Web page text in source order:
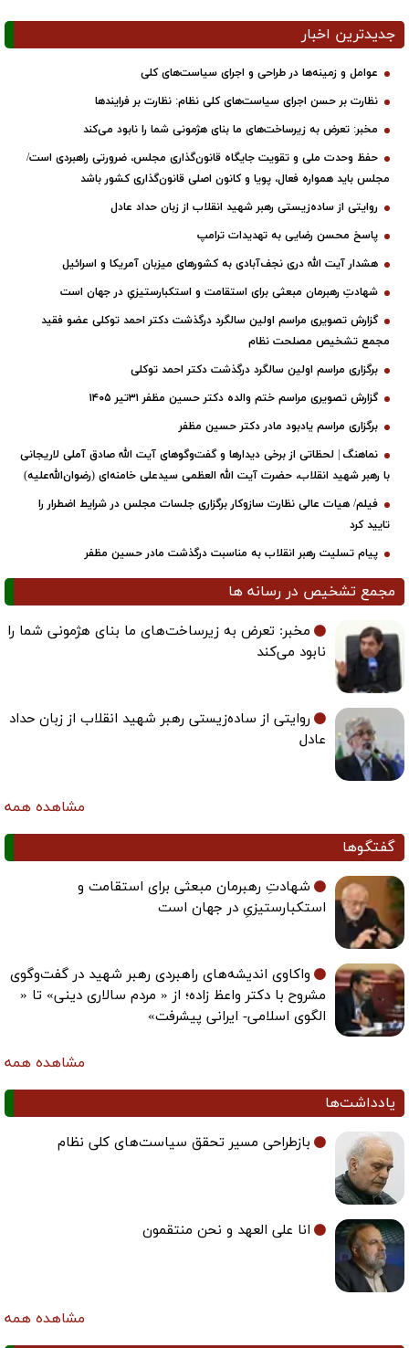
جدیدترین اخبار
عوامل و زمینه‌ها در طراحی و اجرای سیاست‌های کلی
نظارت بر حسن اجرای سیاست‌های کلی نظام: نظارت بر فرایندها
مخبر: تعرض به زیرساخت‌های ما بنای هژمونی شما را نابود می‌کند
حفظ وحدت ملی و تقویت جایگاه قانون‌گذاری مجلس، ضرورتی راهبردی است/
مجلس باید همواره فعال، پویا و کانون اصلی قانون‌گذاری کشور باشد
روایتی از ساده‌زیستی رهبر شهید انقلاب از زبان حداد عادل
پاسخ محسن رضایی به تهدیدات ترامپ
هشدار آیت الله دری نجف‌آبادی به کشورهای میزبان آمریکا و اسرائیل
شهادتِ رهبرمان مبعثی برای استقامت و استکبارستیزیِ در جهان است
گزارش تصویری مراسم اولین سالگرد درگذشت دکتر احمد توکلی عضو فقید
مجمع تشخیص مصلحت نظام
برگزاری مراسم اولین سالگرد درگذشت دکتر احمد توکلی
گزارش تصویری مراسم ختم والده دکتر حسین مظفر ۳۱تیر ۱۴۰۵
برگزاری مراسم یادبود مادر دکتر حسین مظفر
نماهنگ | لحظاتی از برخی دیدارها و گفت‌وگوهای آیت ‌الله صادق آملی لاریجانی
با رهبر شهید انقلاب، حضرت آیت‌ الله العظمی سیدعلی خامنه‌ای (رضوان‌الله‌علیه)
فیلم/ هیات عالی نظارت سازوکار برگزاری جلسات مجلس در شرایط اضطرار را
تایید کرد
پیام تسلیت رهبر انقلاب به مناسبت درگذشت مادر حسین مظفر
مجمع تشخیص در رسانه ها
مخبر: تعرض به زیرساخت‌های ما بنای هژمونی شما را
نابود می‌کند
روایتی از ساده‌زیستی رهبر شهید انقلاب از زبان حداد
عادل
مشاهده همه
گفتگوها
شهادتِ رهبرمان مبعثی برای استقامت و
استکبارستیزیِ در جهان است
واکاوی اندیشه‌های راهبردی رهبر شهید در گفت‌وگوی
مشروح با دکتر واعظ زاده؛ از « مردم سالاری دینی» تا «
الگوی اسلامی- ایرانی پیشرفت»
مشاهده همه
یادداشت‌ها
بازطراحی مسیر تحقق سیاست‌های کلی نظام
انا علی العهد و نحن منتقمون
مشاهده همه